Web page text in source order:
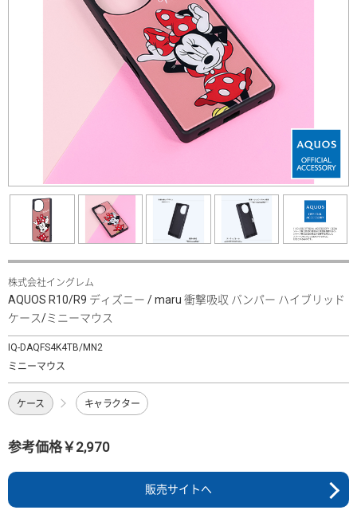
株式会社イングレム
AQUOS R10/R9 ディズニー / maru 衝撃吸収 バンパー ハイブリッド
ケース/ミニーマウス
IQ-DAQFS4K4TB/MN2
ミニーマウス
ケース キャラクター
参考価格￥2,970
販売サイトへ